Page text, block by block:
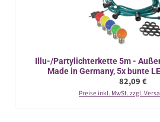
Illu-/Partylichterkette 5m -
Made in Germany, 5x bunte
Regulärer
82,09 €
Preise inkl. MwSt. zzgl.